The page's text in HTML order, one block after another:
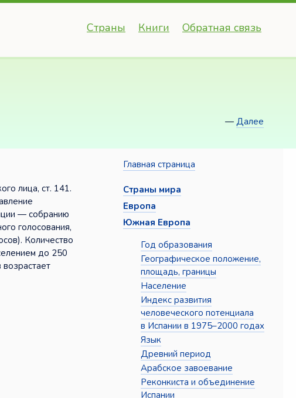
Страны Книги Обратная связь
— Далее
лица, ст. 141.
— собранию
голосования,
Количество
до 250
Главная страница
Страны мира
Европа
Южная Европа
Год образования
Географическое положение,
площадь, границы
Население
Индекс развития
человеческого потенциала
в Испании в 1975–2000 годах
Язык
Древний период
Арабское завоевание
Реконкиста и объединение
Испании